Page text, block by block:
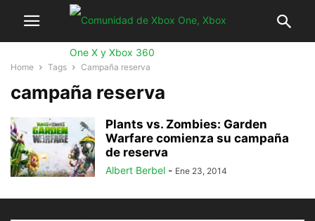
Home Tags Campaña reserva
campaña reserva
Plants vs. Zombies: Garden
Warfare comienza su campaña
de reserva
Albert Berbel - Ene 23, 2014